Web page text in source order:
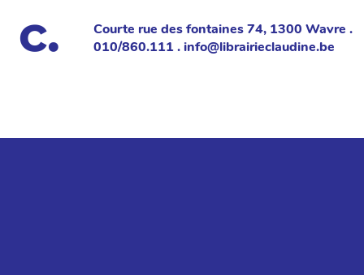
Courte rue des fontaines 74, 1300 Wavre .
010/860.111 . info@librairieclaudine.be